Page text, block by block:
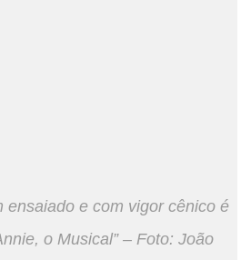
ensaiado e com vigor cênico é
o Musical” – Foto: João